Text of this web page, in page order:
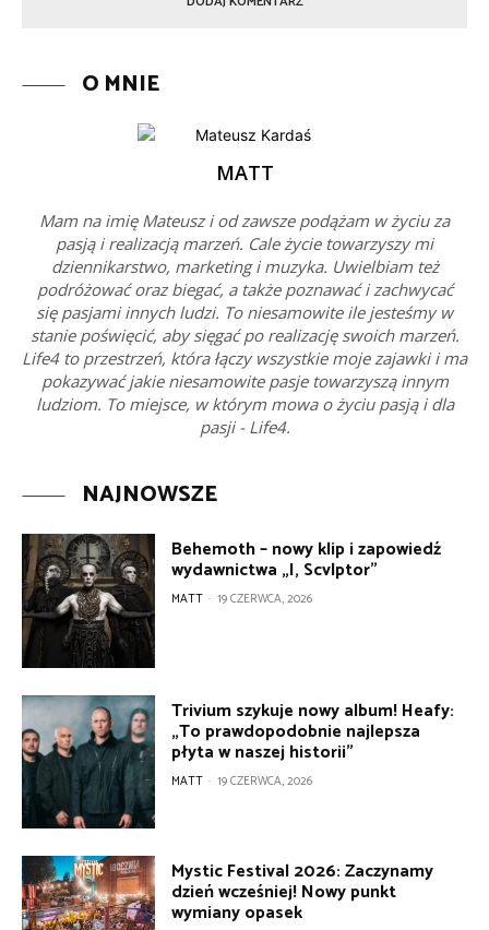
O MNIE
MATT
Mam na imię Mateusz i od zawsze podążam w życiu za
pasją i realizacją marzeń. Cale życie towarzyszy mi
dziennikarstwo, marketing i muzyka. Uwielbiam też
podróżować oraz biegać, a także poznawać i zachwycać
się pasjami innych ludzi. To niesamowite ile jesteśmy w
stanie poświęcić, aby sięgać po realizację swoich marzeń.
Life4 to przestrzeń, która łączy wszystkie moje zajawki i ma
pokazywać jakie niesamowite pasje towarzyszą innym
ludziom. To miejsce, w którym mowa o życiu pasją i dla
pasji - Life4.
NAJNOWSZE
Behemoth – nowy klip i zapowiedź
wydawnictwa „I, Scvlptor”
MATT - 19 CZERWCA, 2026
Trivium szykuje nowy album! Heafy:
„To prawdopodobnie najlepsza
płyta w naszej historii”
MATT - 19 CZERWCA, 2026
Mystic Festival 2026: Zaczynamy
dzień wcześniej! Nowy punkt
wymiany opasek